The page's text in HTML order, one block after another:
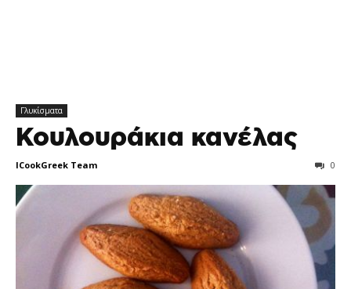
Γλυκίσματα
Κουλουράκια κανέλας
ICookGreek Team 0